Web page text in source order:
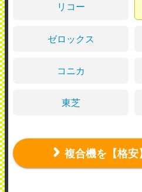
リコー
ゼロックス
コニカ
東芝
複合機を【格